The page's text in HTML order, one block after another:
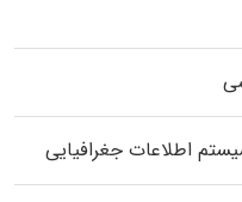
اطلاعات جغرافیایی